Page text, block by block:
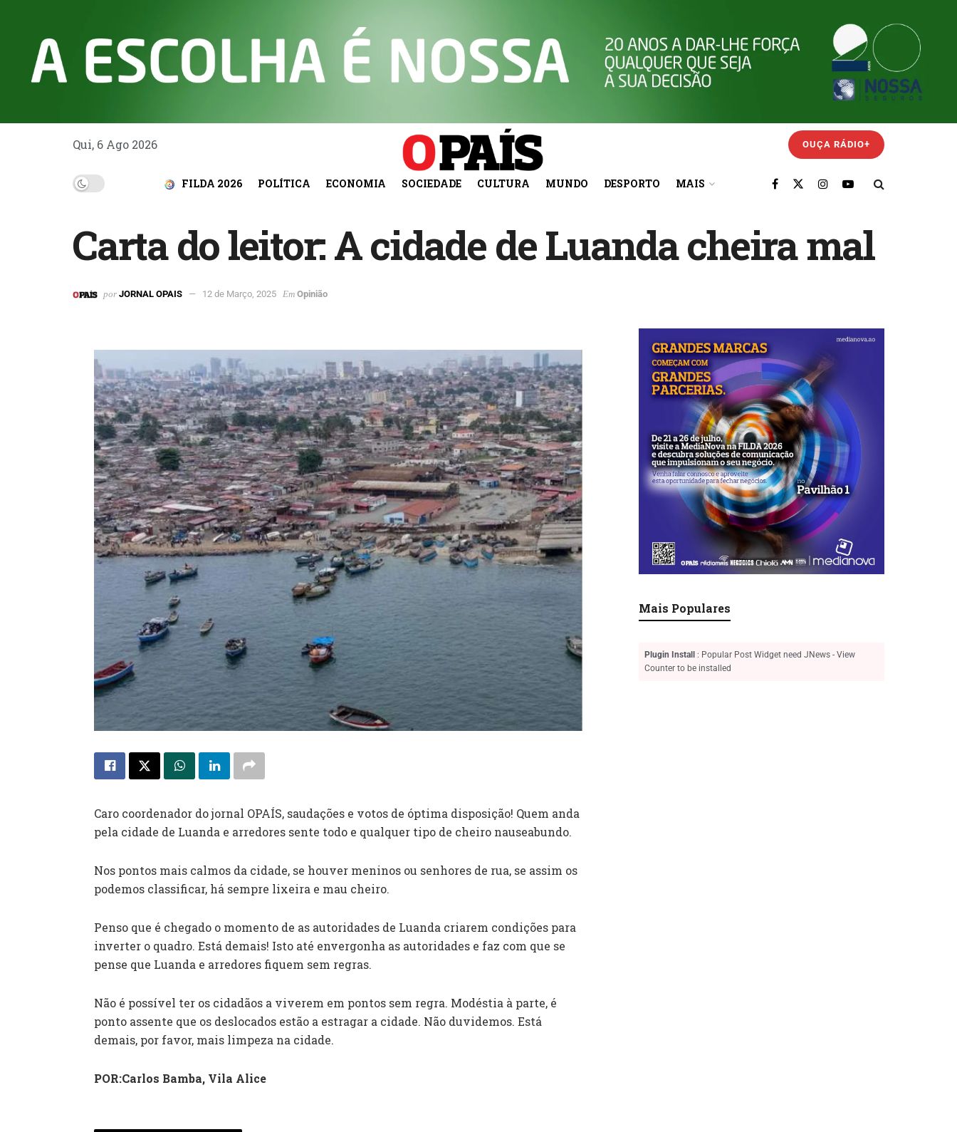
Qui, 6 Ago 2026 OUÇA RÁDIO+
FILDA 2026 POLÍTICA ECONOMIA SOCIEDADE CULTURA MUNDO DESPORTO MAIS
Carta do leitor: A cidade de Luanda cheira mal
por JORNAL OPAIS 12 de Março, 2025 Em Opinião
Caro coordenador do jornal OPAÍS, saudações e votos de óptima disposição! Quem anda
pela cidade de Luanda e arredores sente todo e qualquer tipo de cheiro nauseabundo.
Nos pontos mais calmos da cidade, se houver meninos ou senhores de rua, se assim os
podemos classificar, há sempre lixeira e mau cheiro.
Penso que é chegado o momento de as autoridades de Luanda criarem condições para
inverter o quadro. Está demais! Isto até envergonha as autoridades e faz com que se
pense que Luanda e arredores fiquem sem regras.
Não é possível ter os cidadãos a viverem em pontos sem regra. Modéstia à parte, é
ponto assente que os deslocados estão a estragar a cidade. Não duvidemos. Está
demais, por favor, mais limpeza na cidade.
POR:Carlos Bamba, Vila Alice
Mais Populares
Plugin Install
: Popular Post Widget need JNews - View
Counter to be installed